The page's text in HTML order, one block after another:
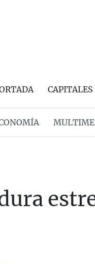
CAPITALES